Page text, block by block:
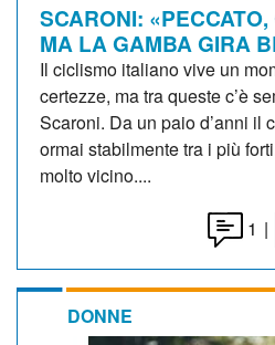
SCARONI:
MA LA GAMBA GIRA
Il ciclismo italiano vive un
certezze, ma tra queste c’è
Scaroni. Da un paio d’anni il
ormai stabilmente tra i più
molto vicino....
1 |
DONNE